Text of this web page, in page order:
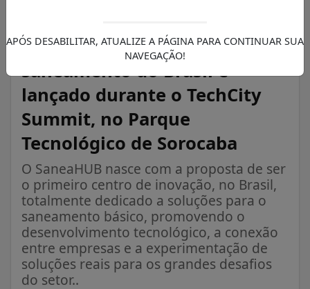
Primeiro hub de inovação em
saneamento do Brasil é
lançado durante o TechCity
Summit, no Parque
Tecnológico de Sorocaba
O SaneaHUB nasce com a proposta de ser
o primeiro centro de inovação, no Brasil,
totalmente dedicado a soluções para o
saneamento básico, promovendo o
desenvolvimento tecnológico, a conexão
entre empresas e a experimentação de
soluções reais para os grandes desafios
do setor..
APÓS DESABILITAR, ATUALIZE A PÁGINA PARA CONTINUAR SUA
NAVEGAÇÃO!